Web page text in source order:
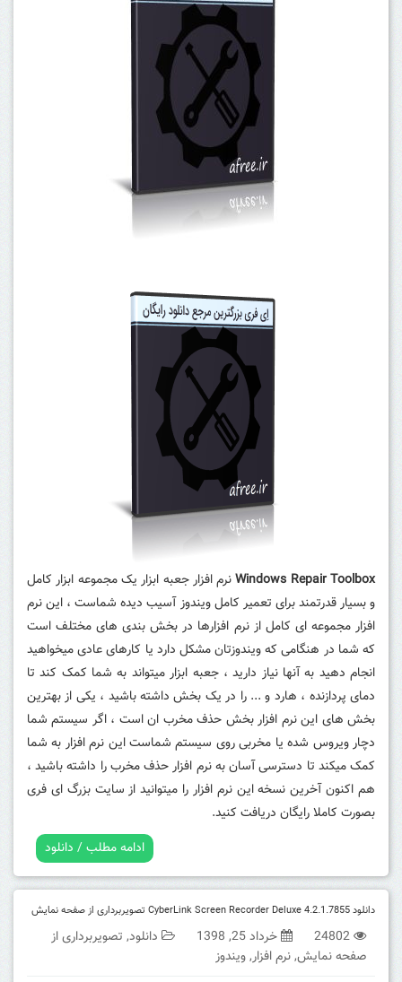
Windows Repair Toolboxنرم افزار جعبه ابزار یک مجموعه ابزار کامل
و بسیار قدرتمند برای تعمیر کامل ویندوز آسیب دیده شماست ، این نرم
افزار مجموعه ای کامل از نرم افزارها در بخش بندی های مختلف است
که شما در هنگامی که ویندوزتان مشکل دارد یا کارهای عادی میخواهید
انجام دهید به آنها نیاز دارید ، جعبه ابزار میتواند به شما کمک کند تا
دمای پردازنده ، هارد و ... را در یک بخش داشته باشید ، یکی از بهترین
بخش های این نرم افزار بخش حذف مخرب ان است ، اگر سیستم شما
دچار ویروس شده یا مخربی روی سیستم شماست این نرم افزار به شما
کمک میکند تا دسترسی آسان به نرم افزار حذف مخرب را داشته باشید ،
هم اکنون آخرین نسخه این نرم افزار را میتوانید از سایت بزرگ ای فری
بصورت کاملا رایگان دریافت کنید.
ادامه مطلب / دانلود
دانلود CyberLink Screen Recorder Deluxe 4.2.1.7855 تصویربرداری از صفحه نمایش
24802 خرداد 25, 1398 دانلود, تصویربرداری از
صفحه نمایش,نرم افزار,ویندوز